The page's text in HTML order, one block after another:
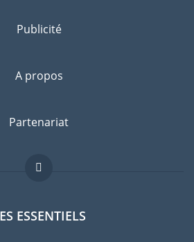
Publicité
A propos
Partenariat
ESSENTIELS